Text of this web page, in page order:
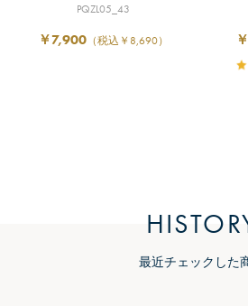
PQZL05_43
￥7,900 （税込￥8,690）
最近チェックした